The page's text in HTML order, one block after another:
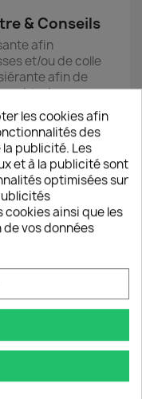
& Conseils
afin
et/ou de colle
afin de
des
pour
en
partie de
et ôter le film
sur
la vitre
de protection
sur les
après avoir
de poussière)
avec précision,
permettre à la
pendant 60
de parfaitement
les cookies afin
des
publicité. Les
et à la publicité sont
optimisées sur
ainsi que les
vos données